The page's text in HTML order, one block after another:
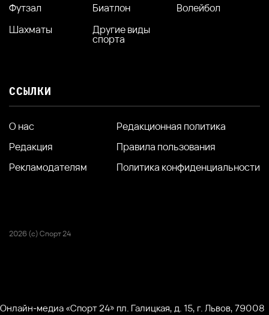
Футзал
Биатлон
Волейбол
Шахматы
Другие виды
спорта
ССЫЛКИ
О нас
Редакция
Рекламодателям
Редакционная политика
Правила пользования
Политика конфиденциальности
2026 (с) Спорт 24
Онлайн-медиа «Спорт 24» пл. Галицкая, д. 15, г. Львов, 79008